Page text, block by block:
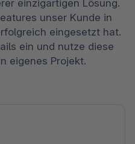
einzigartigen Lösung.
unser Kunde in
eingesetzt hat.
ein und nutze diese
eigenes Projekt.